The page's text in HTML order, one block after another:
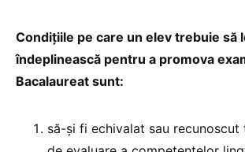
Condițiile pe care un elev trebuie să
îndeplinească pentru a promova
Bacalaureat sunt:
să-și fi echivalat sau